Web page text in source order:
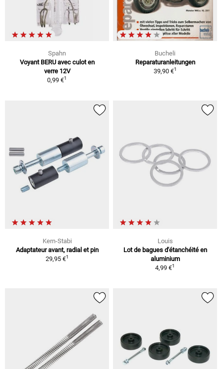
Spahn
Voyant BERU avec culot en
verre 12V
0,99 €1
Bucheli
Reparaturanleitungen
39,90 €1
Kern-Stabi
Adaptateur avant, radial et pin
29,95 €1
Louis
Lot de bagues d'étanchéité en
aluminium
4,99 €1